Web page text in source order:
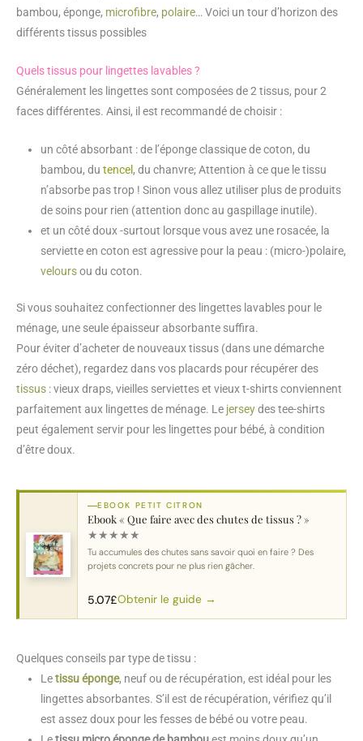
bambou, éponge, microfibre, polaire… Voici un tour d’horizon des
différents tissus possibles
Quels tissus pour lingettes lavables ?
Généralement les lingettes sont composées de 2 tissus, pour 2
faces différentes. Ainsi, il est recommandé de choisir :
un côté absorbant : de l’éponge classique de coton, du
bambou, du tencel , du chanvre; Attention à ce que le tissu
n’absorbe pas trop ! Sinon vous allez utiliser plus de produits
de soins pour rien (attention donc au gaspillage inutile).
et un côté doux -surtout lorsque vous avez une rosacée, la
serviette en coton est agressive pour la peau : (micro-)polaire,
veloursou du coton.
Si vous souhaitez confectionner des lingettes lavables pour le
ménage, une seule épaisseur absorbante suffira.
Pour éviter d’acheter de nouveaux tissus (dans une démarche
zéro déchet), regardez dans vos placards pour récupérer des
tissus : vieux draps, vieilles serviettes et vieux t-shirts conviennent
parfaitement aux lingettes de ménage. Le jerseydes tee-shirts
peut également servir pour les lingettes pour bébé, à condition
d’être doux.
EBOOK PETIT CITRON
Ebook « Que faire avec des chutes de tissus ? »
★★★★★
Tu accumules des chutes sans savoir quoi en faire ? Des
projets concrets pour ne plus rien gâcher.
5.07£Obtenir le guide →
Quelques conseils par type de tissu :
Letissu éponge, neuf ou de récupération, est idéal pour les
lingettes absorbantes. S’il est de récupération, vérifiez qu’il
est assez doux pour les fesses de bébé ou votre peau.